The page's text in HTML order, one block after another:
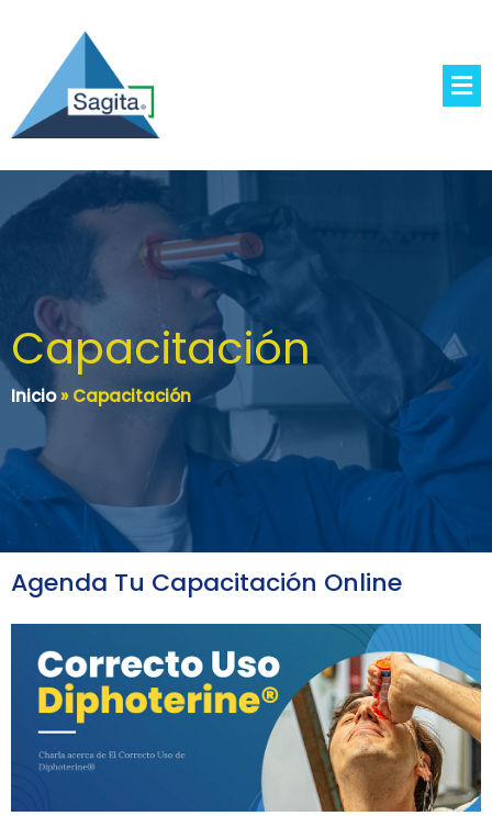
Capacitación
Inicio»Capacitación
Agenda Tu Capacitación Online